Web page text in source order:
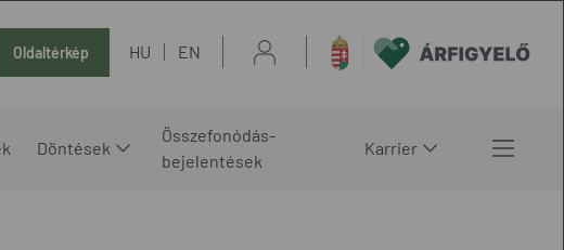
Oldaltérkép HU EN
Döntések
Összefonódás-
bejelentések
Karrier